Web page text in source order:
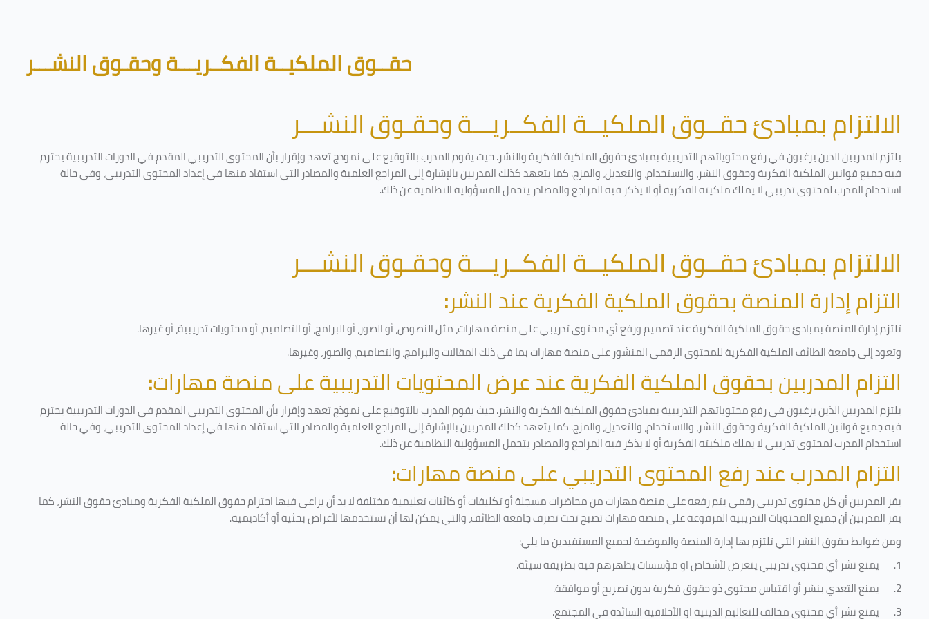
Blocks
حقــوق الملكيــة الفكــريـــة وحقـوق النشـــر
الالتزام بمبادئ حقــوق الملكيــة الفكــريـــة وحقـوق النشـــر
يلتزم المدربين الذين يرغبون في رفع محتوياتهم التدريبية بمبادئ حقوق الملكية الفكرية والنشر. حيث يقوم المدرب بالتوقيع على نموذج تعهد وإقرار بأن المحتوى التدريبي المقدم في الدورات التدريبية يحترم
فيه جميع قوانين الملكية الفكرية وحقوق النشر، والاستخدام، والتعديل، والمزج. كما يتعهد كذلك المدربين بالإشارة إلى المراجع العلمية والمصادر التي استفاد منها في إعداد المحتوى التدريبي، وفي حالة
استخدام المدرب لمحتوى تدريبي لا يملك ملكيته الفكرية أو لا يذكر فيه المراجع والمصادر يتحمل المسؤولية النظامية عن ذلك.
الالتزام بمبادئ حقــوق الملكيــة الفكــريـــة وحقـوق النشـــر
التزام إدارة المنصة بحقوق الملكية الفكرية عند النشر:
تلتزم إدارة المنصة بمبادئ حقوق الملكية الفكرية عند تصميم ورفع أي محتوى تدريبي على منصة مهارات، مثل النصوص، أو الصور، أو البرامج، أو التصاميم، أو محتويات تدريبية، أو غيرها.
وتعود إلى جامعة الطائف الملكية الفكرية للمحتوى الرقمي المنشور على منصة مهارات بما في ذلك المقالات والبرامج، والتصاميم، والصور، وغيرها.
التزام المدربين بحقوق الملكية الفكرية عند عرض المحتويات التدريبية على منصة مهارات:
يلتزم المدربين الذين يرغبون في رفع محتوياتهم التدريبية بمبادئ حقوق الملكية الفكرية والنشر. حيث يقوم المدرب بالتوقيع على نموذج تعهد وإقرار بأن المحتوى التدريبي المقدم في الدورات التدريبية يحترم
فيه جميع قوانين الملكية الفكرية وحقوق النشر، والاستخدام، والتعديل، والمزج. كما يتعهد كذلك المدربين بالإشارة إلى المراجع العلمية والمصادر التي استفاد منها في إعداد المحتوى التدريبي، وفي حالة
استخدام المدرب لمحتوى تدريبي لا يملك ملكيته الفكرية أو لا يذكر فيه المراجع والمصادر يتحمل المسؤولية النظامية عن ذلك.
التزام المدرب عند رفع المحتوى التدريبي على منصة مهارات:
يقر المدربين أن كل محتوى تدريبي رقمي يتم رفعه على منصة مهارات من محاضرات مسجلة أو تكليفات أو كائنات تعليمية مختلفة لا بد أن يراعى فيها احترام حقوق الملكية الفكرية ومبادئ حقوق النشر، كما
يقر المدربين أن جميع المحتويات التدريبية المرفوعة على منصة مهارات تصبح تحت تصرف جامعة الطائف، والتي يمكن لها أن تستخدمها لأغراض بحثية أو أكاديمية.
ومن ضوابط حقوق النشر التي تلتزم بها إدارة المنصة والموضحة لجميع المستفيدين ما يلي:
1.
يمنع نشر أي محتوى تدريبي يتعرض لأشخاص او مؤسسات يظهرهم فيه بطريقة سيئة.
2.
يمنع التعدي بنشر أو اقتباس محتوى ذو حقوق فكرية بدون تصريح أو موافقة.
3.
يمنع نشر أي محتوى مخالف للتعاليم الدينية او الأخلاقية السائدة في المجتمع.